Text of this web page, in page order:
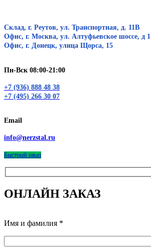
Склад, г. Реутов, ул. Транспортная, д. 11В
Офис, г. Москва, ул. Алтуфьевское шоссе, д 1
Офис, г. Донецк, улица Щорса, 15
Пн-Вск 08:00-21:00
+7 (936) 888 48 38
+7 (495) 266 30 07
Email
info@nerzstal.ru
Быстрый заказ
ОНЛАЙН ЗАКАЗ
Имя и фамилия *